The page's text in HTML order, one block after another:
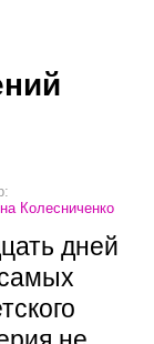
Колесниченко
дней